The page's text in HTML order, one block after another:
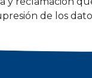
de los